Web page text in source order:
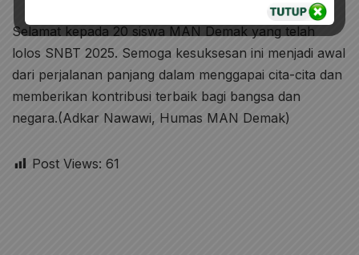
Selamat kepada 20 siswa MAN Demak yang telah
lolos SNBT 2025. Semoga kesuksesan ini menjadi awal
dari perjalanan panjang dalam menggapai cita-cita dan
memberikan kontribusi terbaik bagi bangsa dan
negara.(Adkar Nawawi, Humas MAN Demak)
Post Views: 61